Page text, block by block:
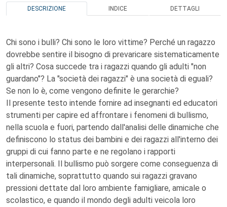
DESCRIZIONE INDICE DETTAGLI
Chi sono i bulli? Chi sono le loro vittime? Perché un ragazzo
dovrebbe sentire il bisogno di prevaricare sistematicamente
gli altri? Cosa succede tra i ragazzi quando gli adulti "non
guardano"? La "società dei ragazzi" è una società di eguali?
Se non lo è, come vengono definite le gerarchie?
Il presente testo intende fornire ad insegnanti ed educatori
strumenti per capire ed affrontare i fenomeni di bullismo,
nella scuola e fuori, partendo dall'analisi delle dinamiche che
definiscono lo status dei bambini e dei ragazzi all'interno dei
gruppi di cui fanno parte e ne regolano i rapporti
interpersonali. Il bullismo può sorgere come conseguenza di
tali dinamiche, soprattutto quando sui ragazzi gravano
pressioni dettate dal loro ambiente famigliare, amicale o
scolastico, e quando il mondo degli adulti veicola loro